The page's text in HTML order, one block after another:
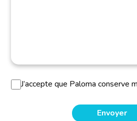
J’accepte que Paloma conserve